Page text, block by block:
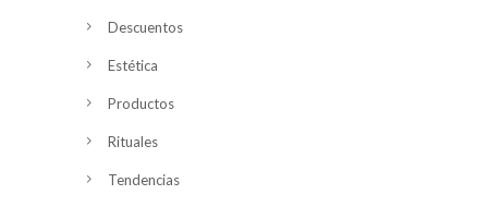
Descuentos
Estética
Productos
Rituales
Tendencias